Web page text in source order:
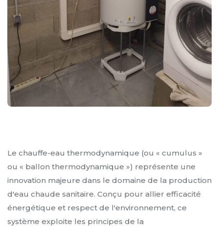
Le chauffe-eau thermodynamique (ou « cumulus »
ou « ballon thermodynamique ») représente une
innovation majeure dans le domaine de la production
d'eau chaude sanitaire. Conçu pour allier efficacité
énergétique et respect de l'environnement, ce
système exploite les principes de la